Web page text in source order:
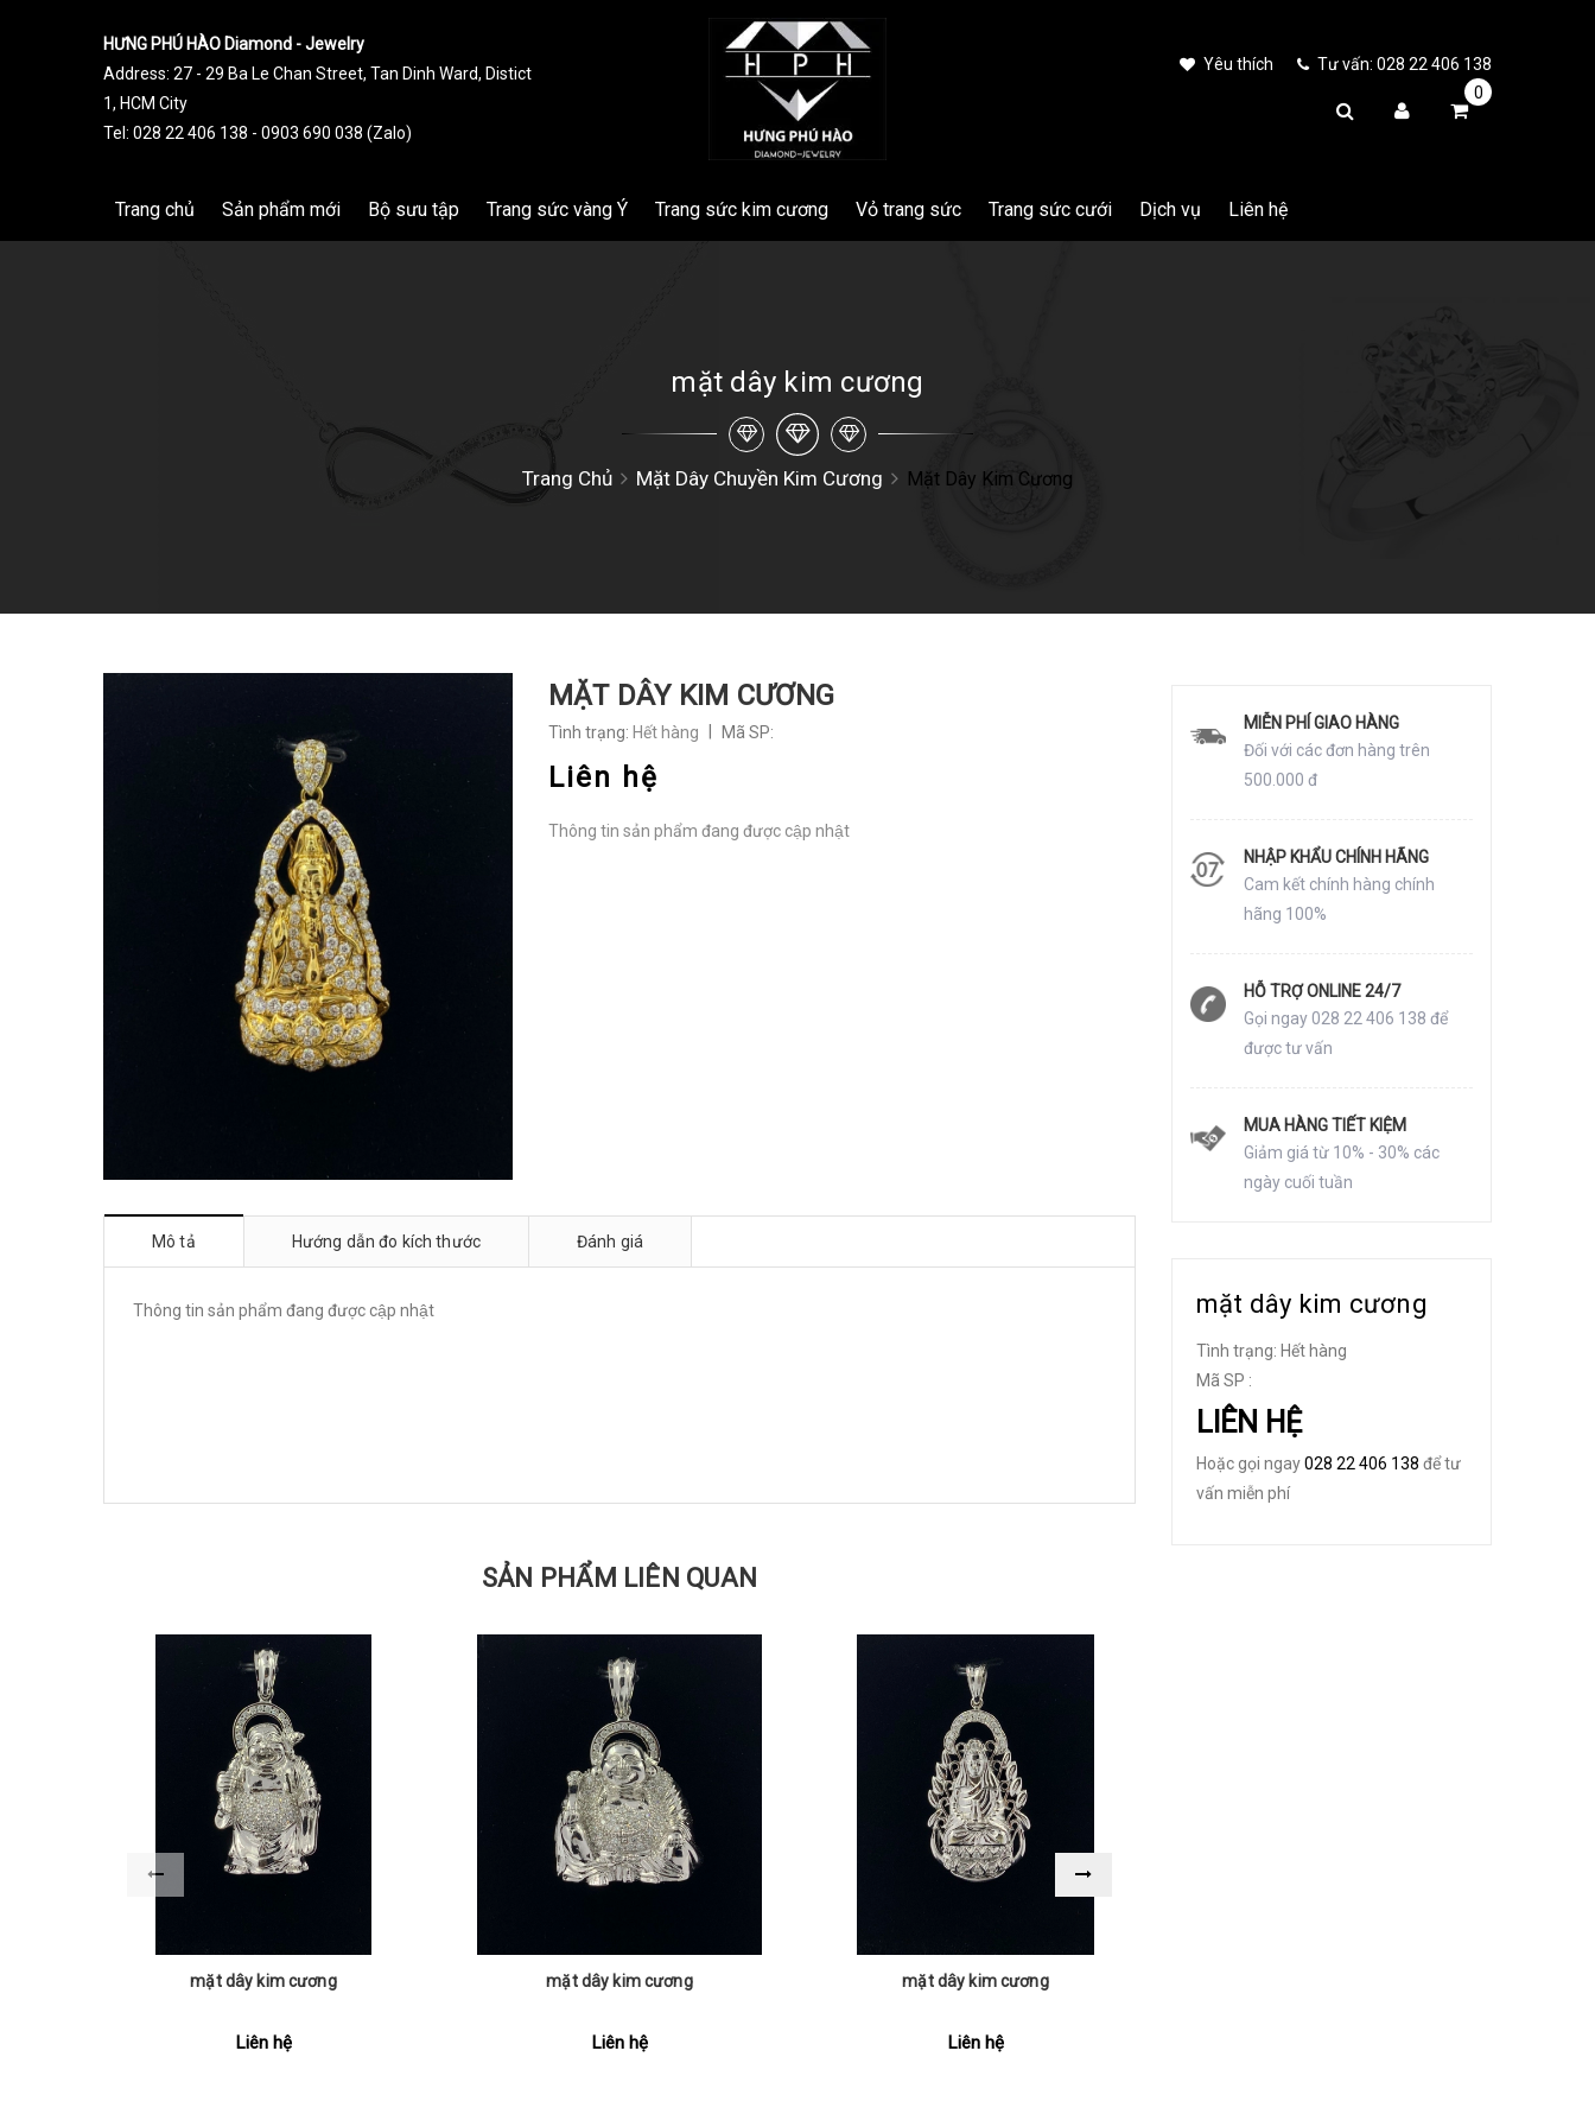
HƯNG PHÚ HÀO Diamond - Jewelry
Address: 27 - 29 Ba Le Chan Street, Tan Dinh Ward, Distict
1, HCM City
Tel: 028 22 406 138 - 0903 690 038 (Zalo)
Yêu thích
Tư vấn: 028 22 406 138
0
Trang chủ Sản phẩm mới Bộ sưu tập Trang sức vàng Ý Trang sức kim cương Vỏ trang sức Trang sức cưới Dịch vụ Liên hệ
mặt dây kim cương
Trang Chủ Mặt Dây Chuyền Kim Cương Mặt Dây Kim Cương
MẶT DÂY KIM CƯƠNG
Tình trạng: Hết hàng Mã SP:
Liên hệ
Thông tin sản phẩm đang được cập nhật
Mô tả Hướng dẫn đo kích thước Đánh giá
Thông tin sản phẩm đang được cập nhật
SẢN PHẨM LIÊN QUAN
mặt dây kim cương
Liên hệ
mặt dây kim cương
Liên hệ
mặt dây kim cương
Liên hệ
MIỄN PHÍ GIAO HÀNG
Đối với các đơn hàng trên
500.000 đ
NHẬP KHẨU CHÍNH HÃNG
Cam kết chính hàng chính
hãng 100%
HỖ TRỢ ONLINE 24/7
Gọi ngay 028 22 406 138 để
được tư vấn
MUA HÀNG TIẾT KIỆM
Giảm giá từ 10% - 30% các
ngày cuối tuần
mặt dây kim cương
Tình trạng: Hết hàng
Mã SP :
LIÊN HỆ
Hoặc gọi ngay028 22 406 138 để tư
vấn miễn phí